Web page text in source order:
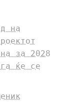
на
за 2028
ќе се